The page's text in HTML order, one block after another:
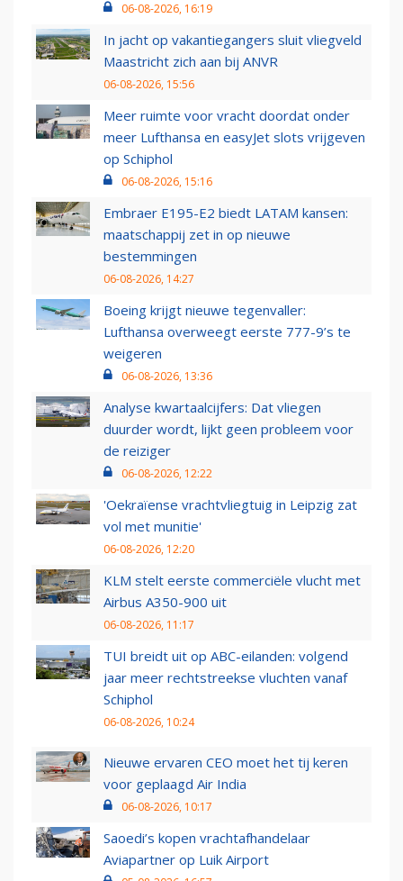
06-08-2026, 16:19
In jacht op vakantiegangers sluit vliegveld
Maastricht zich aan bij ANVR
06-08-2026, 15:56
Meer ruimte voor vracht doordat onder
meer Lufthansa en easyJet slots vrijgeven
op Schiphol
06-08-2026, 15:16
Embraer E195-E2 biedt LATAM kansen:
maatschappij zet in op nieuwe
bestemmingen
06-08-2026, 14:27
Boeing krijgt nieuwe tegenvaller:
Lufthansa overweegt eerste 777-9’s te
weigeren
06-08-2026, 13:36
Analyse kwartaalcijfers: Dat vliegen
duurder wordt, lijkt geen probleem voor
de reiziger
06-08-2026, 12:22
'Oekraïense vrachtvliegtuig in Leipzig zat
vol met munitie'
06-08-2026, 12:20
KLM stelt eerste commerciële vlucht met
Airbus A350-900 uit
06-08-2026, 11:17
TUI breidt uit op ABC-eilanden: volgend
jaar meer rechtstreekse vluchten vanaf
Schiphol
06-08-2026, 10:24
Nieuwe ervaren CEO moet het tij keren
voor geplaagd Air India
06-08-2026, 10:17
Saoedi’s kopen vrachtafhandelaar
Aviapartner op Luik Airport